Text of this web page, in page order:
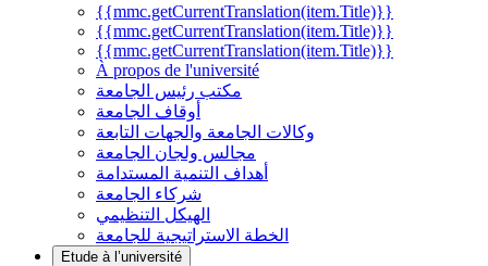
{{mmc.getCurrentTranslation(item.Title)}}
{{mmc.getCurrentTranslation(item.Title)}}
{{mmc.getCurrentTranslation(item.Title)}}
À propos de l'université
مكتب رئيس الجامعة
أوقاف الجامعة
وكالات الجامعة والجهات التابعة
مجالس ولجان الجامعة
أهداف التنمية المستدامة
شركاء الجامعة
الهيكل التنظيمي
الخطة الاستراتيجية للجامعة
Etude à l’université